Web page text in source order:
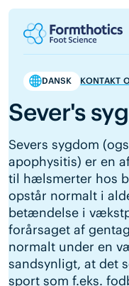
DANSK KONTAKT
Sever's
Severs sygdom
apophysitis) er en
til hælsmerter hos
opstår normalt i
betændelse i
forårsaget af
normalt under en
sandsynligt, at det
sport som f.eks.